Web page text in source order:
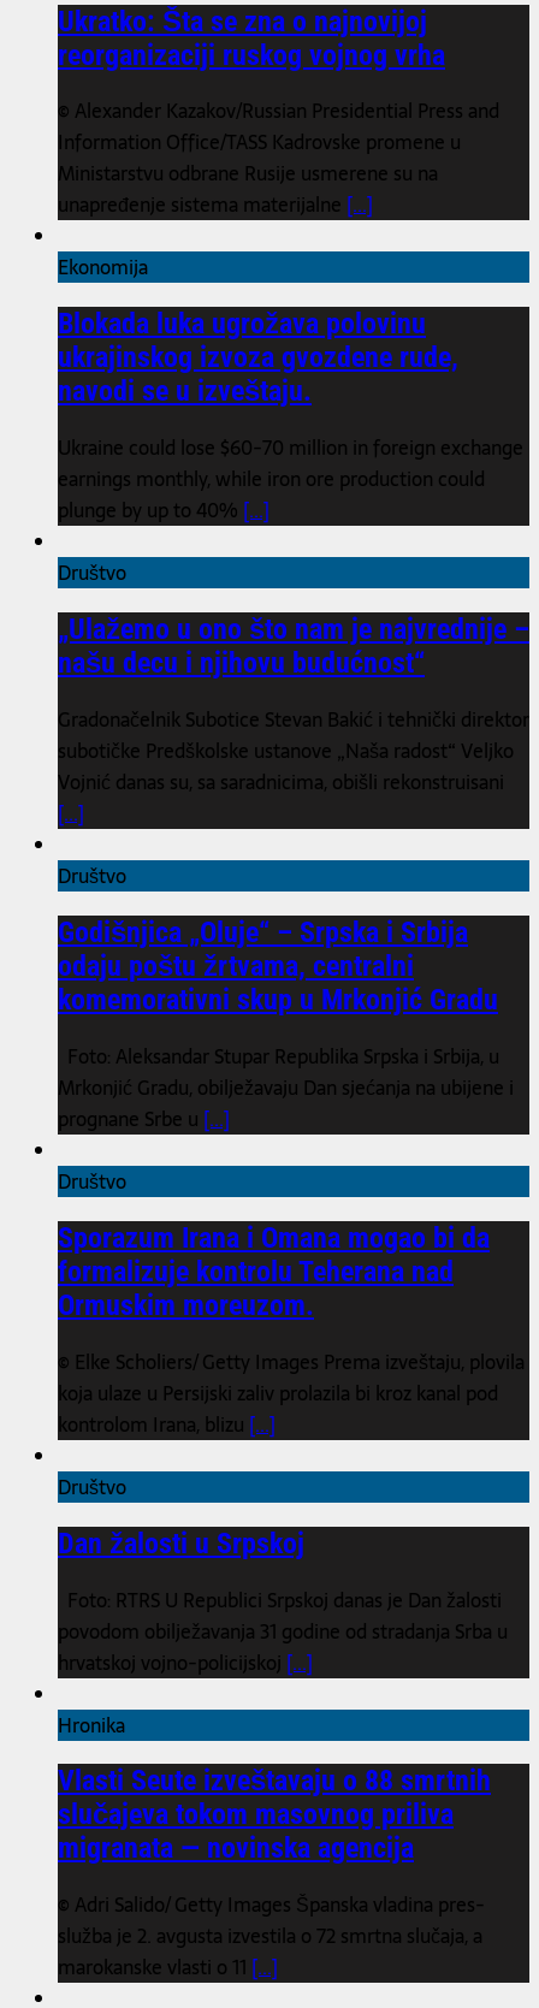
Ukratko: Šta se zna o najnovijoj
reorganizaciji ruskog vojnog vrha
© Alexander Kazakov/Russian Presidential Press and
Information Office/TASS Kadrovske promene u
Ministarstvu odbrane Rusije usmerene su na
unapređenje sistema materijalne [...]
Ekonomija
Blokada luka ugrožava polovinu
ukrajinskog izvoza gvozdene rude,
navodi se u izveštaju.
Ukraine could lose $60-70 million in foreign exchange
earnings monthly, while iron ore production could
plunge by up to 40% [...]
Društvo
„Ulažemo u ono što nam je najvrednije –
našu decu i njihovu budućnost“
Gradonačelnik Subotice Stevan Bakić i tehnički direktor
subotičke Predškolske ustanove „Naša radost“ Veljko
Vojnić danas su, sa saradnicima, obišli rekonstruisani
[...]
Društvo
Godišnjica „Oluje“ – Srpska i Srbija
odaju poštu žrtvama, centralni
komemorativni skup u Mrkonjić Gradu
Foto: Aleksandar Stupar Republika Srpska i Srbija, u
Mrkonjić Gradu, obilježavaju Dan sjećanja na ubijene i
prognane Srbe u [...]
Društvo
Sporazum Irana i Omana mogao bi da
formalizuje kontrolu Teherana nad
Ormuskim moreuzom.
© Elke Scholiers/ Getty Images Prema izveštaju, plovila
koja ulaze u Persijski zaliv prolazila bi kroz kanal pod
kontrolom Irana, blizu [...]
Društvo
Dan žalosti u Srpskoj
Foto: RTRS U Republici Srpskoj danas je Dan žalosti
povodom obilježavanja 31 godine od stradanja Srba u
hrvatskoj vojno-policijskoj [...]
Hronika
Vlasti Seute izveštavaju o 88 smrtnih
slučajeva tokom masovnog priliva
migranata — novinska agencija
© Adri Salido/ Getty Images Španska vladina pres-
služba je 2. avgusta izvestila o 72 smrtna slučaja, a
marokanske vlasti o 11 [...]